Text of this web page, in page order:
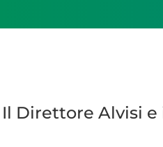
Il Direttore Alvisi e